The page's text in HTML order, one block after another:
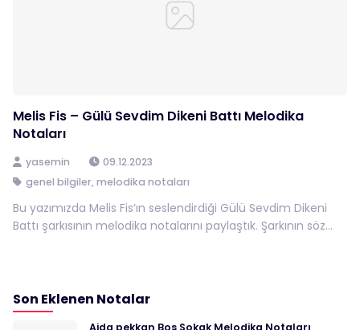
Melis Fis – Gülü Sevdim Dikeni Battı Melodika
Notaları
yasemin
09.12.2023
genel bilgiler, melodika notaları
Bu yazımızda Melis Fis‘ın seslendirdiği Gülü Sevdim Dikeni
Battı şarkısının melodika notalarını paylaştık. Şarkının söz...
Son Eklenen Notalar
Ajda pekkan Boş Sokak Melodika Notaları